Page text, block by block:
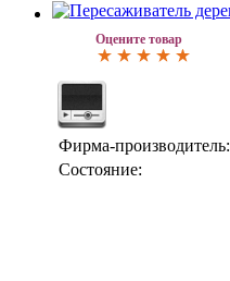
Оцените товар
Фирма-производитель:
Состояние: